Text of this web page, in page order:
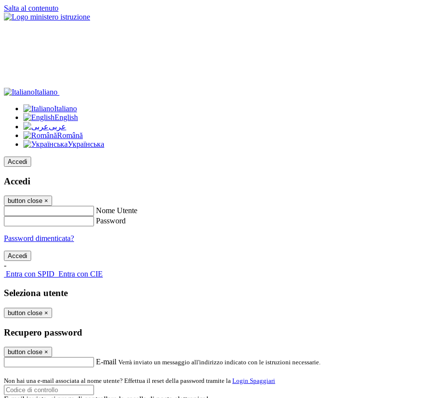
Salta al contenuto
Italiano
Italiano
English
عربى
Română
Українська
Accedi
Accedi
button close ×
Nome Utente
Password
Password dimenticata?
-
Entra con SPID Entra con CIE
Seleziona utente
button close ×
Recupero password
button close ×
E-mail Verrà inviato un messaggio all'indirizzo indicato con le istruzioni necessarie.
Non hai una e-mail associata al nome utente? Effettua il reset della password tramite la Login Spaggiari